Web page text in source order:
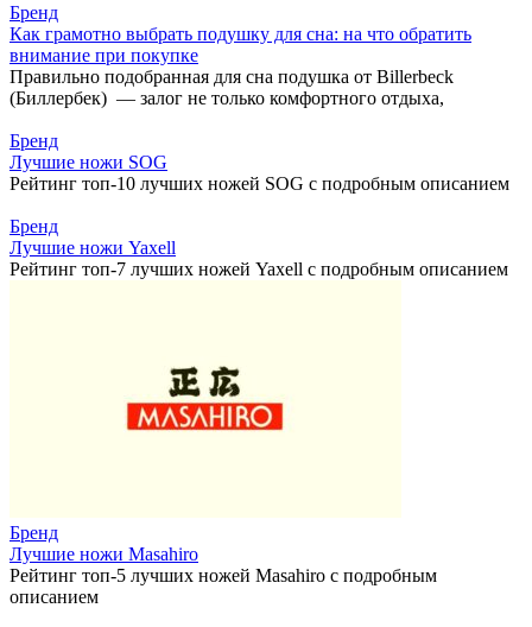
Бренд
Как грамотно выбрать подушку для сна: на что обратить
внимание при покупке
Правильно подобранная для сна подушка от Billerbeck
(Биллербек) — залог не только комфортного отдыха,
Бренд
Лучшие ножи SOG
Рейтинг топ-10 лучших ножей SOG с подробным описанием
Бренд
Лучшие ножи Yaxell
Рейтинг топ-7 лучших ножей Yaxell с подробным описанием
Бренд
Лучшие ножи Masahiro
Рейтинг топ-5 лучших ножей Masahiro с подробным
описанием